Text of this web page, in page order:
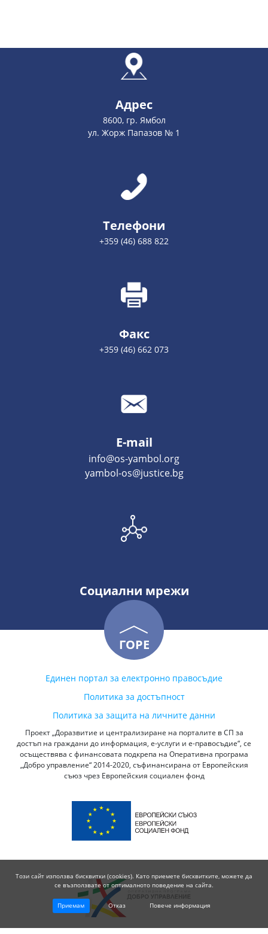
Адрес
8600, гр. Ямбол
ул. Жорж Папазов № 1
Телефони
+359 (46) 688 822
Факс
+359 (46) 662 073
E-mail
info@os-yambol.org
yambol-os@justice.bg
Социални мрежи
ГОРЕ
Единен портал за електронно правосъдие
Политика за достъпност
Политика за защита на личните данни
Проект „Доразвитие и централизиране на порталите в СП за
достъп на граждани до информация, е-услуги и е-правосъдие“, се
осъществява с финансовата подкрепа на Оперативна програма
„Добро управление“ 2014-2020, съфинансирана от Европейския
съюз чрез Европейския социален фонд
Този сайт използва бисквитки (cookies). Като приемете бисквитките, можете да
се възползвате от оптималното поведение на сайта.
Приемам Отказ Повече информация